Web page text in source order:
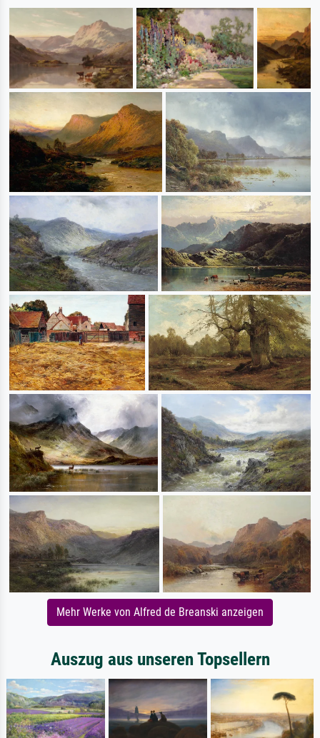
Mehr Werke von Alfred de Breanski anzeigen
Auszug aus unseren Topsellern